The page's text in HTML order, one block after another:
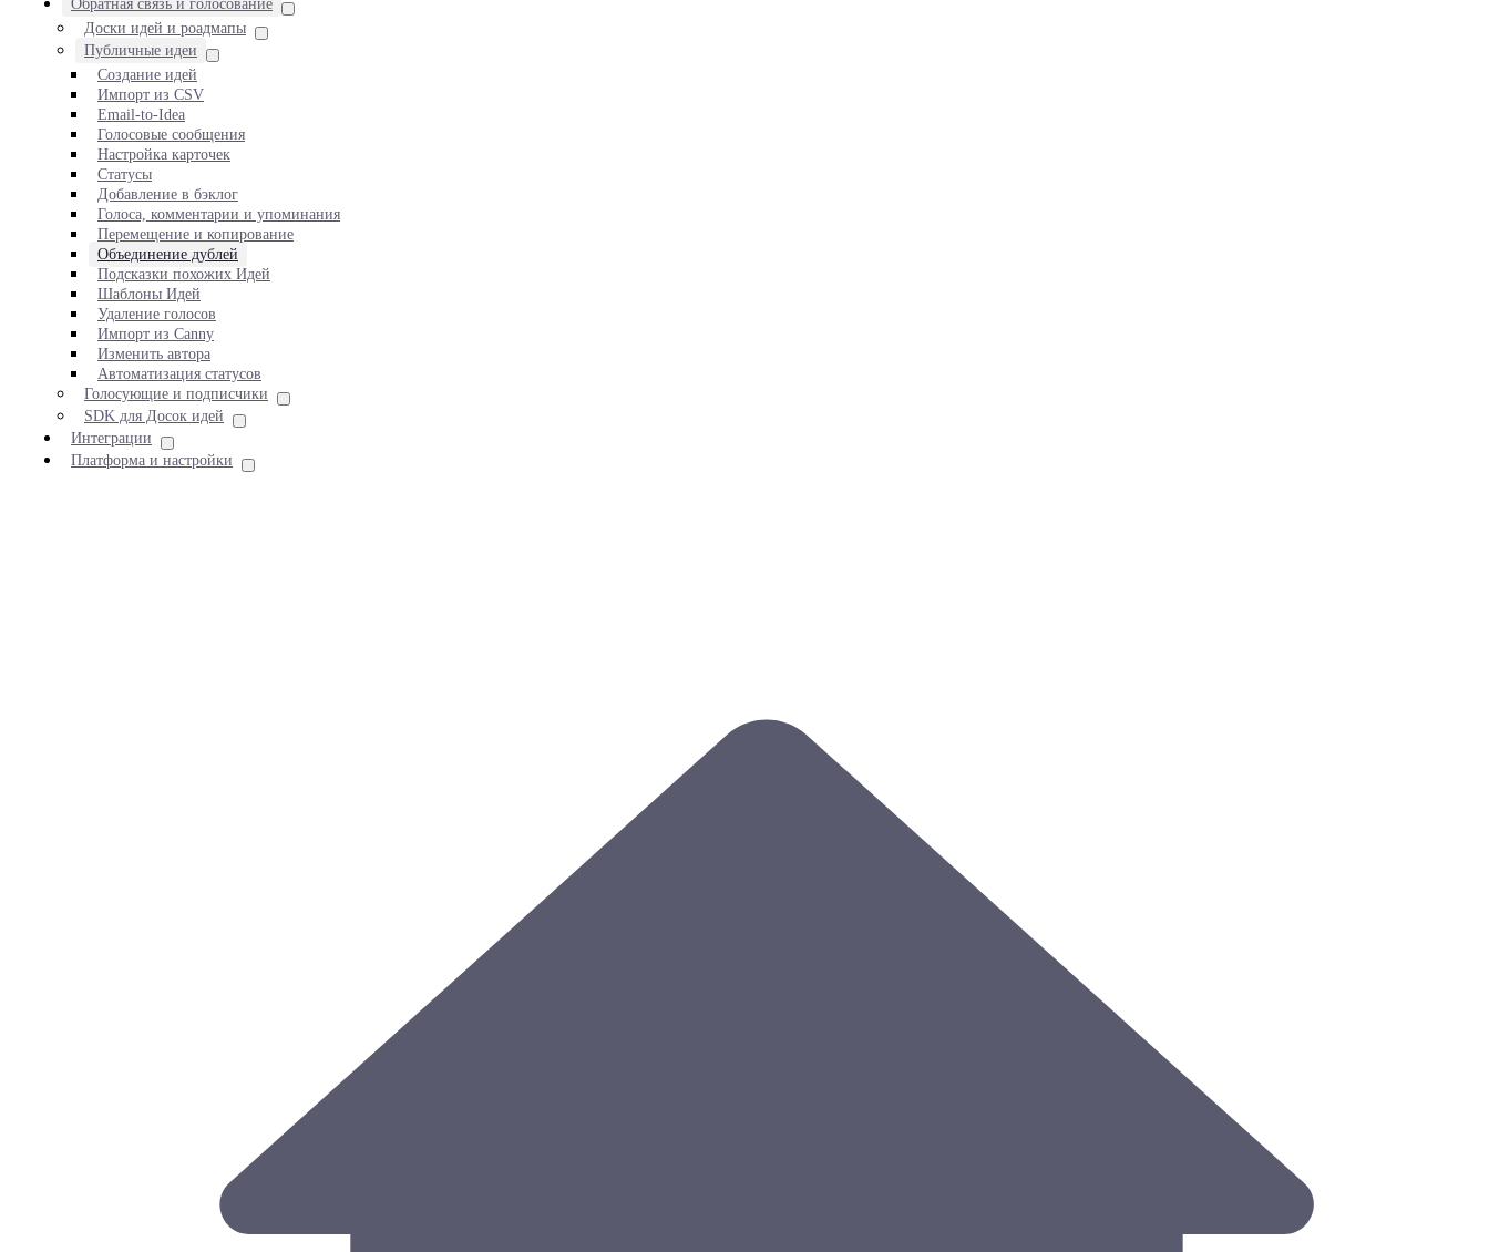
Обратная связь и голосование
Доски идей и роадмапы
Публичные идеи
Создание идей
Импорт из CSV
Email-to-Idea
Голосовые сообщения
Настройка карточек
Статусы
Добавление в бэклог
Голоса, комментарии и упоминания
Перемещение и копирование
Объединение дублей
Подсказки похожих Идей
Шаблоны Идей
Удаление голосов
Импорт из Canny
Изменить автора
Автоматизация статусов
Голосующие и подписчики
SDK для Досок идей
Интеграции
Платформа и настройки